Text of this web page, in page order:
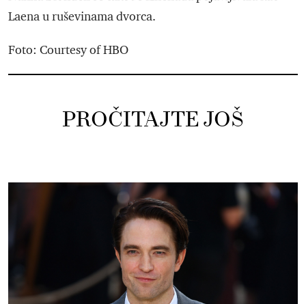
Laena u ruševinama dvorca.
Foto: Courtesy of HBO
PROČITAJTE JOŠ